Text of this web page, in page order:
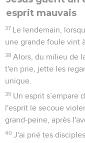
esprit mauvais
37 Le lendemain,
une grande foule vint
38 Alors, du milieu de
t'en prie, jette les
unique.
39 Un esprit s’empare
l'esprit le secoue
grand-peine, après
40 J'ai prié tes